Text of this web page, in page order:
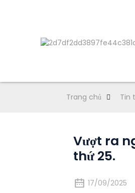
Trang chủ Tin
Vượt ra
thứ 25.
17/09/2025